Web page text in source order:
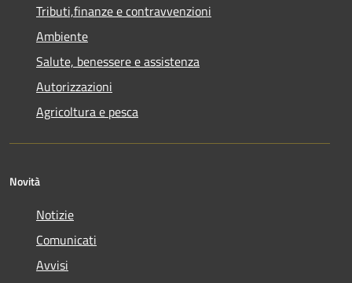
Tributi,finanze e contravvenzioni
Ambiente
Salute, benessere e assistenza
Autorizzazioni
Agricoltura e pesca
Novità
Notizie
Comunicati
Avvisi